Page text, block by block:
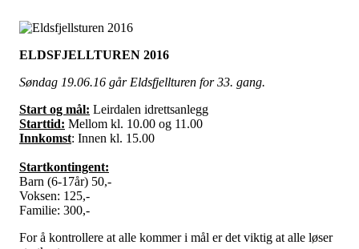
ELDSFJELLTUREN 2016
Søndag 19.06.16 går Eldsfjellturen for 33. gang.
Start og mål: Leirdalen idrettsanlegg
Starttid: Mellom kl. 10.00 og 11.00
Innkomst: Innen kl. 15.00
Startkontingent:
Barn (6-17år) 50,-
Voksen: 125,-
Familie: 300,-
For å kontrollere at alle kommer i mål er det viktig at alle løser